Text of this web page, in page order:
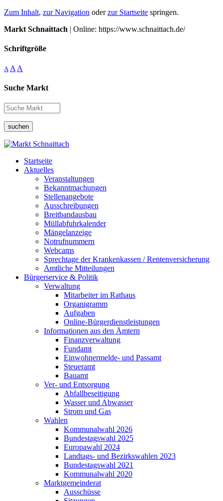
Zum Inhalt, zur Navigation oderzur Startseite springen.
Markt Schnaittach | Online: https://www.schnaittach.de/
Schriftgröße
A A A
Suche Markt
suchen
Startseite
Aktuelles
Veranstaltungen
Bekanntmachungen
Stellenangebote
Ausschreibungen
Breitbandausbau
Müllabfuhrkalender
Mängelanzeige
Notrufnummern
Webcams
Sprechtage der Krankenkassen / Rentenversicherung
Amtliche Mitteilungen
Bürgerservice & Politik
Verwaltung
Mitarbeiter im Rathaus
Organigramm
Aufgaben
Online-Bürgerdienstleistungen
Informationen aus den Ämtern
Finanzverwaltung
Fundamt
Einwohnermelde- und Passamt
Steueramt
Bauamt
Ver- und Entsorgung
Abfallbeseitigung
Wasser und Abwasser
Strom und Gas
Wahlen
Kommunalwahl 2026
Bundestagswahl 2025
Europawahl 2024
Landtags- und Bezirkswahlen 2023
Bundestagswahl 2021
Kommunalwahl 2020
Marktgemeinderat
Ausschüsse